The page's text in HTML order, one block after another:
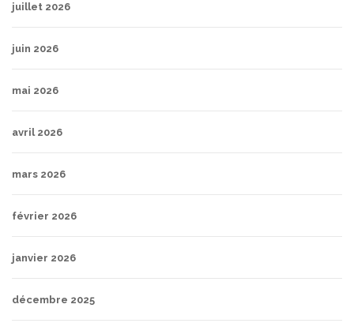
juillet 2026
juin 2026
mai 2026
avril 2026
mars 2026
février 2026
janvier 2026
décembre 2025